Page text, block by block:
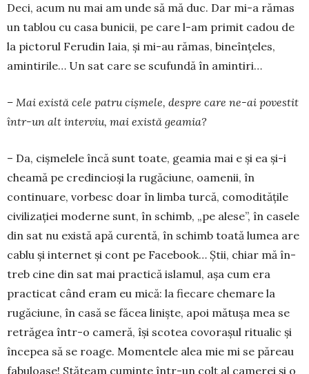
Deci, acum nu mai am unde să mă duc. Dar mi-a rămas
un tablou cu casa bunicii, pe care l-am primit cadou de
la pic­to­rul Ferudin Iaia, și mi-au rămas, bi­ne­în­țeles,
amin­ti­ri­le… Un sat care se scu­fun­dă în amintiri…
– Mai există cele pa­tru cișmele, des­pre care ne-ai po­ves­tit
într-un alt in­terviu, mai există gea­mia?
– Da, cișmelele încă sunt toate, gea­mia mai e și ea și-i
chea­mă pe cre­din­cioși la rugăciune, oa­menii, în
continua­re, vor­­­besc doar în lim­ba tur­că, comodi­tățile
civi­li­zației mo­der­ne sunt, în schimb, „pe alese”, în ca­­sele
din sat nu există apă curentă, în schimb toată lumea are
cablu și internet și cont pe Face­book… Știi, chiar mă în­
treb cine din sat mai prac­­­tică islamul, așa cum era
practicat când eram eu mică: la fiecare che­ma­re la
rugăciune, în ca­să se făcea liniște, apoi mătușa mea se
re­tră­gea într-o cameră, își scotea covorașul ritualic și
în­ce­pea să se roage. Mo­men­tele alea mie mi se pă­reau
fabuloase! Stă­team cuminte într-un colț al camerei și o